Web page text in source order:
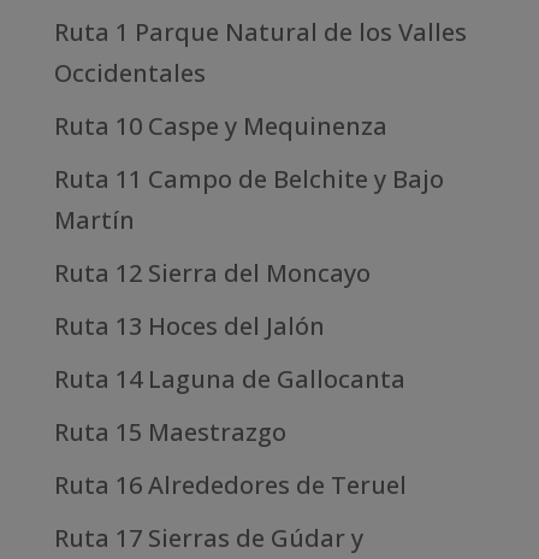
Ruta 1 Parque Natural de los Valles
Occidentales
Ruta 10 Caspe y Mequinenza
Ruta 11 Campo de Belchite y Bajo
Martín
Ruta 12 Sierra del Moncayo
Ruta 13 Hoces del Jalón
Ruta 14 Laguna de Gallocanta
Ruta 15 Maestrazgo
Ruta 16 Alrededores de Teruel
Ruta 17 Sierras de Gúdar y